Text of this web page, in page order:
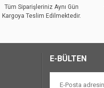
Tüm Siparişleriniz Aynı Gün
Kargoya Teslim Edilmektedir.
E-BÜLTEN